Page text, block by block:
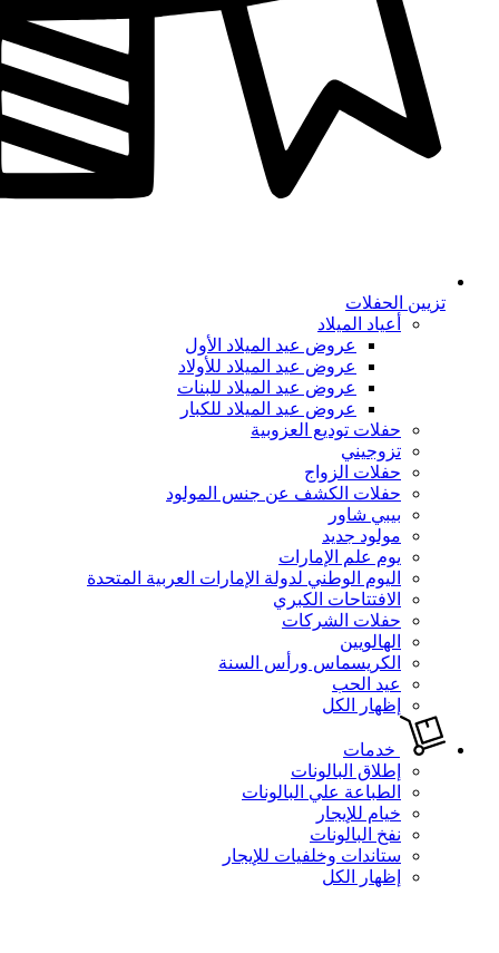
تزيين الحفلات
أعياد الميلاد
عروض عيد الميلاد الأول
عروض عيد الميلاد للأولاد
عروض عيد الميلاد للبنات
عروض عيد الميلاد للكبار
حفلات توديع العزوبية
تزوجيني
حفلات الزواج
حفلات الكشف عن جنس المولود
بيبي شاور
مولود جديد
يوم علم الإمارات
اليوم الوطني لدولة الإمارات العربية المتحدة
الافتتاحات الكبري
حفلات الشركات
الهالويين
الكريسماس ورأس السنة
عيد الحب
إظهار الكل
خدمات
إطلاق البالونات
الطباعة علي البالونات
خيام للإيجار
نفخ البالونات
ستاندات وخلفيات للإيجار
إظهار الكل